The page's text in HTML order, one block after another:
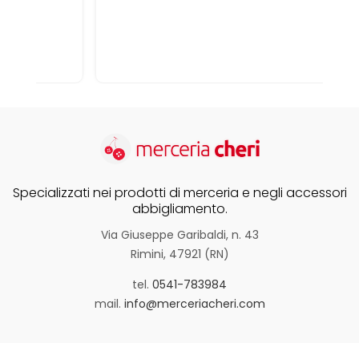
Specializzati nei prodotti di merceria e negli accessori
abbigliamento.
Via Giuseppe Garibaldi, n. 43
Rimini, 47921 (RN)
tel. 0541-783984
mail. info@merceriacheri.com